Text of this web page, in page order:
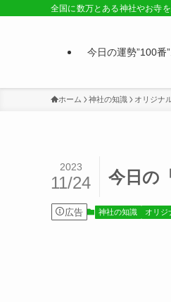
全国に数万とある神社やお寺
今日の運勢”100番
ホーム 神社の知識 オリジナ
今日の
2023
11/24
広告 神社の知識 オリジ